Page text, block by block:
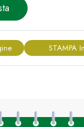
STAMPA